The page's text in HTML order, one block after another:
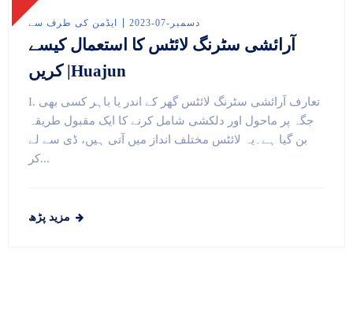
ایڈمن کی طرف سے دسمبر-07-2023
آرائشی سٹرنگ لائٹس کا استعمال کیسے
کریں |Huajun
I. تعارف آرائشی سٹرنگ لائٹس گھر کے اندر یا باہر کسی بھی
جگہ پر ماحول اور دلکشی شامل کرنے کا ایک مقبول طریقہ
بن گیا ہے۔یہ لائٹس مختلف انداز میں آتی ہیں، ڈی سے لے
کر...
مزید پڑھ